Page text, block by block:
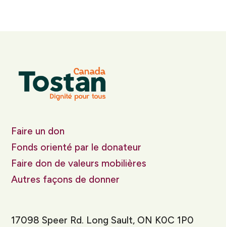
Faire un don
Fonds orienté par le donateur
Faire don de valeurs mobilières
Autres façons de donner
17098 Speer Rd. Long Sault, ON K0C 1P0